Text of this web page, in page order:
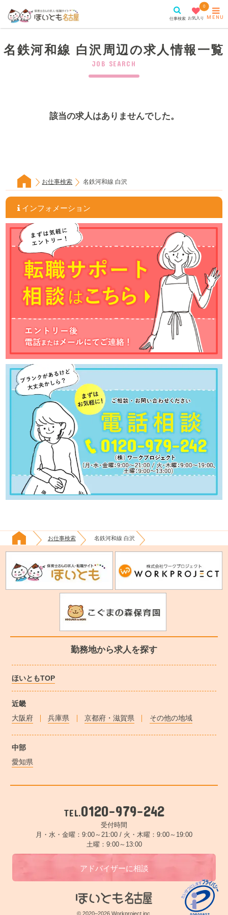
仕事検索
0
お気入り MENU
名鉄河和線 白沢周辺の求人情報一覧
JOB SEARCH
該当の求人はありませんでした。
お仕事検索 名鉄河和線 白沢
インフォメーション
お仕事検索 名鉄河和線 白沢
勤務地から求人を探す
ほいともTOP
近畿
大阪府
兵庫県 京都府・滋賀県 その他の地域
中部
愛知県
TEL.0120-979-242
受付時間
月・水・金曜：9:00～21:00 / 火・木曜：9:00～19:00
土曜：9:00～13:00
アドバイザーに相談
© 2020–2026 Workproject,inc.